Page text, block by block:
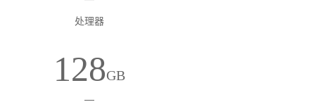
处理器
128GB